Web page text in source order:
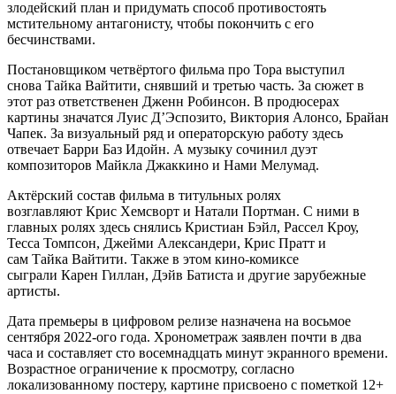
злодейский план и придумать способ противостоять
мстительному антагонисту, чтобы покончить с его
бесчинствами.
Постановщиком четвёртого фильма про Тора выступил
снова Тайка Вайтити, снявший и третью часть. За сюжет в
этот раз ответственен Дженн Робинсон. В продюсерах
картины значатся Луис Д’Эспозито, Виктория Алонсо, Брайан
Чапек. За визуальный ряд и операторскую работу здесь
отвечает Барри Баз Идойн. А музыку сочинил дуэт
композиторов Майкла Джаккино и Нами Мелумад.
Актёрский состав фильма в титульных ролях
возглавляют Крис Хемсворт и Натали Портман. С ними в
главных ролях здесь снялись Кристиан Бэйл, Рассел Кроу,
Тесса Томпсон, Джейми Александери, Крис Пратт и
сам Тайка Вайтити. Также в этом кино-комиксе
сыграли Карен Гиллан, Дэйв Батиста и другие зарубежные
артисты.
Дата премьеры в цифровом релизе назначена на восьмое
сентября 2022-ого года. Хронометраж заявлен почти в два
часа и составляет сто восемнадцать минут экранного времени.
Возрастное ограничение к просмотру, согласно
локализованному постеру, картине присвоено с пометкой 12+